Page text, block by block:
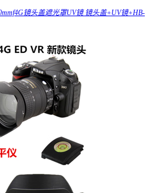
镜头盖遮光罩UV镜 镜头盖+UV镜+HB-